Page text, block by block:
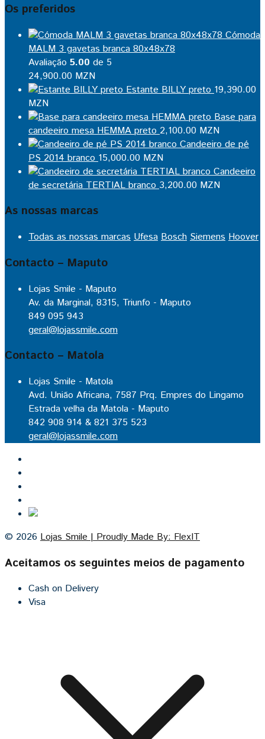
Os preferidos
Cómoda
MALM 3 gavetas branca 80x48x78
Avaliação 5.00 de 5
24,900.00 MZN
Estante BILLY preto 19,390.00
MZN
Base para
candeeiro mesa HEMMA preto 2,100.00 MZN
Candeeiro de pé
PS 2014 branco 15,000.00 MZN
Candeeiro
de secretária TERTIAL branco 3,200.00 MZN
As nossas marcas
Todas as nossas marcas Ufesa Bosch Siemens Hoover
Contacto – Maputo
Lojas Smile - Maputo
Av. da Marginal, 8315, Triunfo - Maputo
849 095 943
geral@lojassmile.com
Contacto – Matola
Lojas Smile - Matola
Avd. União Africana, 7587 Prq. Empres do Lingamo
Estrada velha da Matola - Maputo
842 908 914 & 821 375 523
geral@lojassmile.com
© 2026 Lojas Smile | Proudly Made By: FlexIT
Aceitamos os seguintes meios de pagamento
Cash on Delivery
Visa